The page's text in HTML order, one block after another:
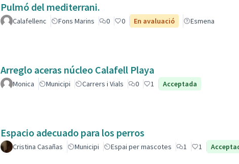
Pulmó del mediterrani.
Calafellenc Fons Marins 0 0 En avaluació Esmena
Arreglo aceras núcleo Calafell Playa
Monica Municipi Carrers i Vials 0 1 Acceptada
Espacio adecuado para los perros
Cristina Casañas Municipi Espai per mascotes 1 1